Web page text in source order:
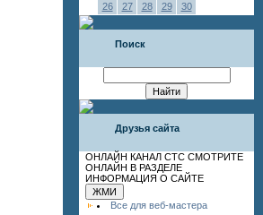
26
27 28 29 30
Поиск
Друзья сайта
ОНЛАЙН КАНАЛ СТС СМОТРИТЕ
ОНЛАЙН В РАЗДЕЛЕ
ИНФОРМАЦИЯ О САЙТЕ
Все для веб-мастера